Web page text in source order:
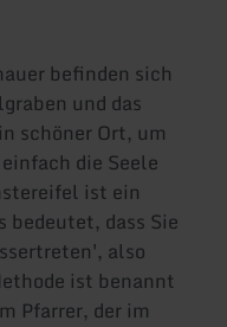
befinden sich
und das
schöner Ort, um
die Seele
ist ein
dass Sie
also
ist benannt
Pfarrer, der im